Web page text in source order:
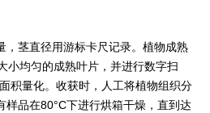
，茎直径用游标卡尺记录。植物成熟
小均匀的成熟叶片，并进行数字扫
积量化。收获时，人工将植物组织分
样品在80°C下进行烘箱干燥，直到达